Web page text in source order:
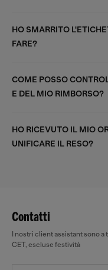
HO SMARRITO
FARE?
COME POSSO
E DEL MIO RIMBORSO?
HO RICEVUTO IL MIO
UNIFICARE IL RESO?
Contatti
I nostri client assistant sono
CET, escluse festività